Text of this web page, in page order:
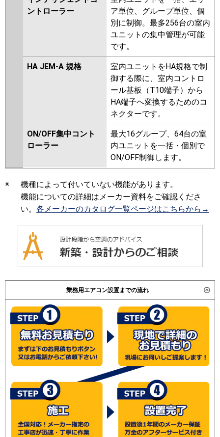
ントローラー
ア単位、グループ単位、個
別に制御。最多256台の室内
ユニットの集中管理が可能
です。
HA JEM-A 規格
室内ユニットをHA規格で制
御する際に、室内コントロ
ール基板（T10端子）から
HA端子へ変換するためのコ
ネクターです。
ON/OFF集中コント
ローラー
最大16グループ、64台の室
内ユニットを一括・個別で
ON/OFF制御します。
※
機種によって付いていない機能があります。
機能についての詳細はメーカー資料をご確認くださ
い。 各メーカーのカタログ一覧ページはこちらから→
業務用エアコン設置までの流れ